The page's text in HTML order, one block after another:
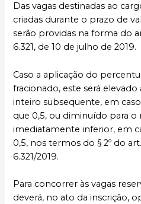
Das vagas destinadas ao
criadas durante o prazo de
serão providas na forma do
6.321, de 10 de julho de 2019.
Caso a aplicação do
fracionado, este será
inteiro subsequente, em
que 0,5, ou diminuído para
imediatamente inferior, em
0,5, nos termos do § 2º do
6.321/2019.
Para concorrer às vagas
deverá, no ato da inscrição,